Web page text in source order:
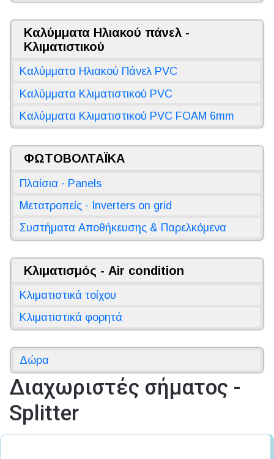
Καλύμματα Ηλιακού πάνελ -
Κλιματιστικού
Καλύμματα Ηλιακού Πάνελ PVC
Καλύμματα Κλιματιστικού PVC
Καλύμματα Κλιματιστικού PVC FOAM 6mm
ΦΩΤΟΒΟΛΤΑΪΚΑ
Πλαίσια - Panels
Μετατροπείς - Inverters on grid
Συστήματα Αποθήκευσης & Παρελκόμενα
Κλιματισμός - Air condition
Κλιματιστικά τοίχου
Κλιματιστικά φορητά
Δώρα
Διαχωριστές σήματος -
Splitter